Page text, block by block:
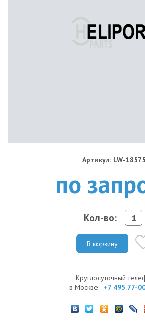
Артикул: LW-18575
по
Кол-во:
В корзину
Круглосуточный
в Москве: +7 495 77-